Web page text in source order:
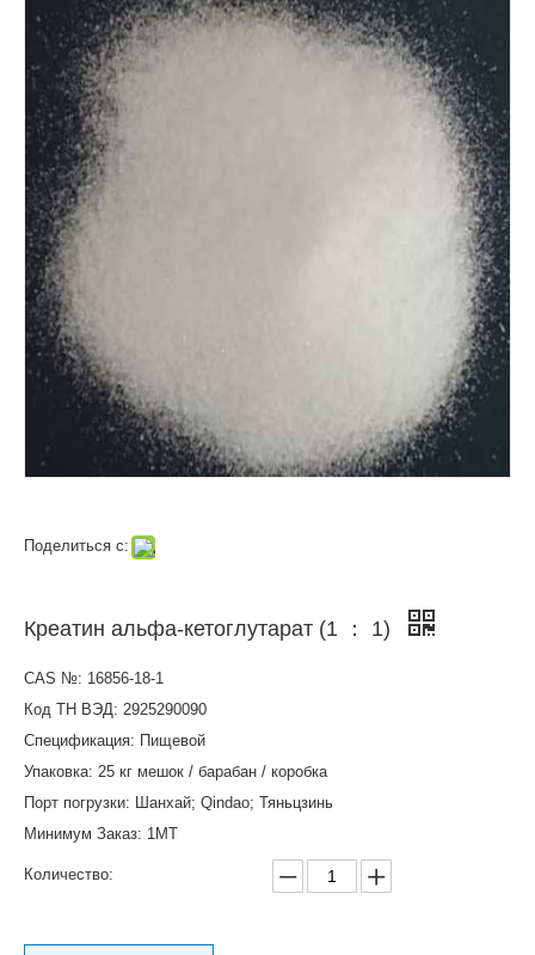
Поделиться с:
Креатин альфа-кетоглутарат (1 ： 1)
CAS №: 16856-18-1
Код ТН ВЭД: 2925290090
Спецификация: Пищевой
Упаковка: 25 кг мешок / барабан / коробка
Порт погрузки: Шанхай; Qindao; Тяньцзинь
Минимум Заказ: 1MT
Количество: